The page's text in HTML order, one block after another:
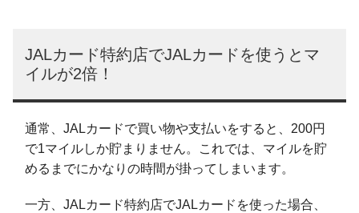
JALカード特約店でJALカードを使うとマ
イルが2倍！
通常、JALカードで買い物や支払いをすると、200円
で1マイルしか貯まりません。これでは、マイルを貯
めるまでにかなりの時間が掛ってしまいます。
一方、JALカード特約店でJALカードを使った場合、